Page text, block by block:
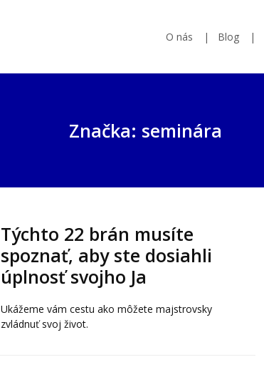
O nás Blog
Značka: seminára
Týchto 22 brán musíte
spoznať, aby ste dosiahli
úplnosť svojho Ja
Ukážeme vám cestu ako môžete majstrovsky
zvládnuť svoj život.